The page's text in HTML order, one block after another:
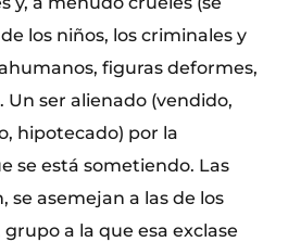
los niños, los criminales y
figuras deformes,
Un ser alienado (vendido,
hipotecado) por la
se está sometiendo. Las
asemejan a las de los
a la que esa exclase